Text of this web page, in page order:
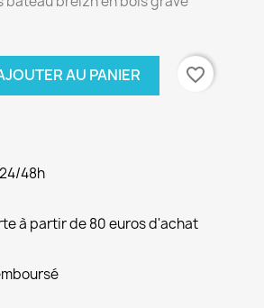
AU PANIER favorite_border
48h
à partir de 80 euros d'achat